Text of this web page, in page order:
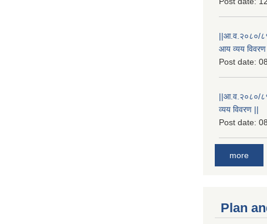
||आ.व.२०८०/८१
आय व्यय
Post date:
||आ.व.२०८०/
व्यय विवरण ||
Post date:
more
Plan